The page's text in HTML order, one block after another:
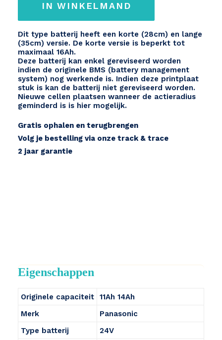
VENTURELLI
lange
versie
aantal
IN WINKELMAND
Dit type batterij heeft een korte (28cm) en lange
(35cm) versie. De korte versie is beperkt tot
maximaal 16Ah.
Deze batterij kan enkel gereviseerd worden
indien de originele BMS (battery management
system) nog werkende is. Indien deze printplaat
stuk is kan de batterij niet gereviseerd worden.
Nieuwe cellen plaatsen wanneer de actieradius
geminderd is is hier mogelijk.
Gratis ophalen en terugbrengen
Volg je bestelling via onze track & trace
2 jaar garantie
Eigenschappen
Originele capaciteit
11Ah 14Ah
Merk
Panasonic
Type batterij
24V